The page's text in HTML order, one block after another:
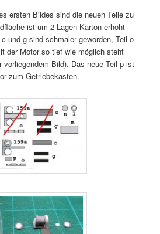
ersten Bildes sind die neuen Teile zu
ist um 2 Lagen Karton erhöht
und g sind schmaler geworden, Teil o
der Motor so tief wie möglich steht
vorliegendem Bild). Das neue Teil p ist
zum Getriebekasten.